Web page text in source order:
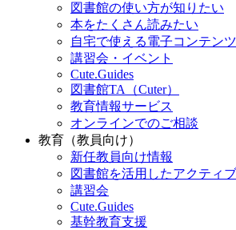
図書館の使い方が知りたい
本をたくさん読みたい
自宅で使える電子コンテンツ
講習会・イベント
Cute.Guides
図書館TA（Cuter）
教育情報サービス
オンラインでのご相談
教育（教員向け）
新任教員向け情報
図書館を活用したアクティ
講習会
Cute.Guides
基幹教育支援